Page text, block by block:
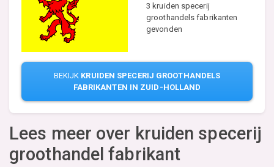
3 kruiden specerij
groothandels fabrikanten
gevonden
BEKIJK KRUIDEN SPECERIJ GROOTHANDELS
FABRIKANTEN IN ZUID-HOLLAND
Lees meer over kruiden specerij
groothandel fabrikant